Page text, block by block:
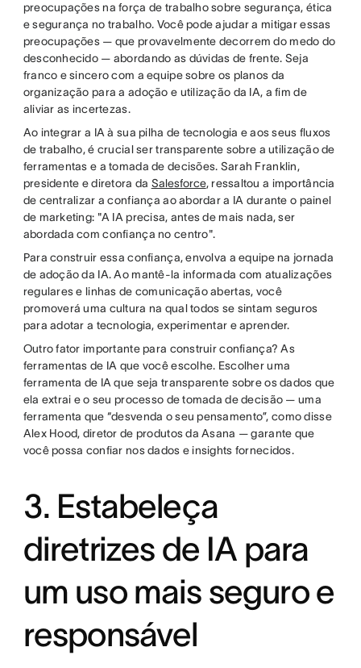
preocupações na força de trabalho sobre segurança, ética
e segurança no trabalho. Você pode ajudar a mitigar essas
preocupações — que provavelmente decorrem do medo do
desconhecido — abordando as dúvidas de frente. Seja
franco e sincero com a equipe sobre os planos da
organização para a adoção e utilização da IA, a fim de
aliviar as incertezas.
Ao integrar a IA à sua pilha de tecnologia e aos seus fluxos
de trabalho, é crucial ser transparente sobre a utilização de
ferramentas e a tomada de decisões. Sarah Franklin,
presidente e diretora da Salesforce, ressaltou a importância
de centralizar a confiança ao abordar a IA durante o painel
de marketing: "A IA precisa, antes de mais nada, ser
abordada com confiança no centro".
Para construir essa confiança, envolva a equipe na jornada
de adoção da IA. Ao mantê-la informada com atualizações
regulares e linhas de comunicação abertas, você
promoverá uma cultura na qual todos se sintam seguros
para adotar a tecnologia, experimentar e aprender.
Outro fator importante para construir confiança? As
ferramentas de IA que você escolhe. Escolher uma
ferramenta de IA que seja transparente sobre os dados que
ela extrai e o seu processo de tomada de decisão — uma
ferramenta que “desvenda o seu pensamento”, como disse
Alex Hood, diretor de produtos da Asana — garante que
você possa confiar nos dados e insights fornecidos.
3. Estabeleça
diretrizes de IA para
um uso mais seguro e
responsável